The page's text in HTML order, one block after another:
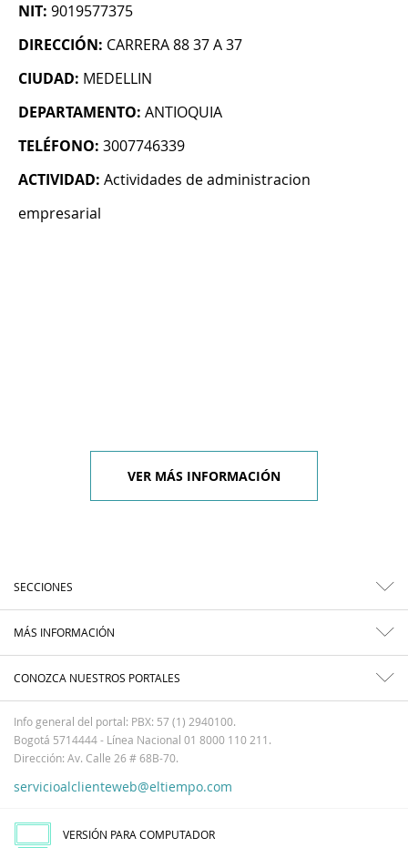
NIT: 9019577375
DIRECCIÓN: CARRERA 88 37 A 37
CIUDAD: MEDELLIN
DEPARTAMENTO: ANTIOQUIA
TELÉFONO: 3007746339
ACTIVIDAD: Actividades de administracion
empresarial
VER MÁS INFORMACIÓN
SECCIONES
MÁS INFORMACIÓN
CONOZCA NUESTROS PORTALES
Info general del portal: PBX: 57 (1) 2940100.
Bogotá 5714444 - Línea Nacional 01 8000 110 211.
Dirección: Av. Calle 26 # 68B-70.
servicioalclienteweb@eltiempo.com
VERSIÓN PARA COMPUTADOR